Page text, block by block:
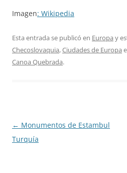
Imagen: Wikipedia
Esta entrada se publicó en Europa y
Checoslovaquia,Ciudades de Europa
Canoa Quebrada.
Navegación
de
← Monumentos de Estambul
Turquía